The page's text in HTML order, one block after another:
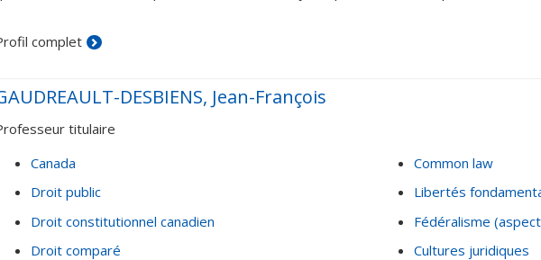
complet
DESBIENS, Jean-François
titulaire
Canada
Droit public
Droit constitutionnel canadien
Droit comparé
Common law
Libertés
Fédéralisme
Cultures juridiques